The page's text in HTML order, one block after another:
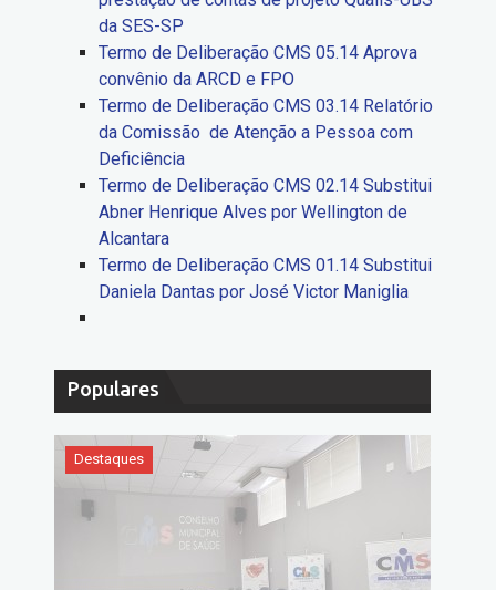
da SES-SP
Termo de Deliberação CMS 05.14 Aprova
convênio da ARCD e FPO
Termo de Deliberação CMS 03.14 Relatório
da Comissão de Atenção a Pessoa com
Deficiência
Termo de Deliberação CMS 02.14 Substitui
Abner Henrique Alves por Wellington de
Alcantara
Termo de Deliberação CMS 01.14 Substitui
Daniela Dantas por José Victor Maniglia
Populares
Destaques